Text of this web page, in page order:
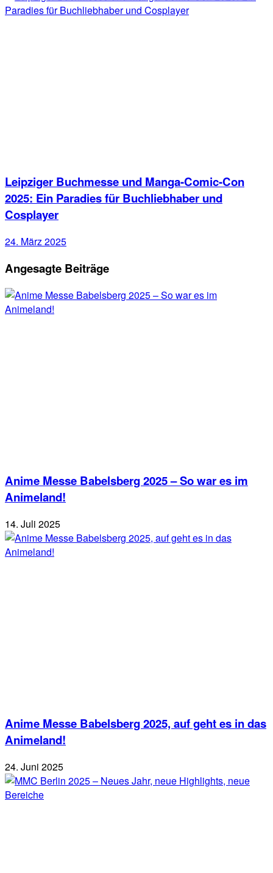
Leipziger Buchmesse und Manga-Comic-Con
2025: Ein Paradies für Buchliebhaber und
Cosplayer
24. März 2025
Angesagte Beiträge
Anime Messe Babelsberg 2025 – So war es im
Animeland!
14. Juli 2025
Anime Messe Babelsberg 2025, auf geht es in das
Animeland!
24. Juni 2025